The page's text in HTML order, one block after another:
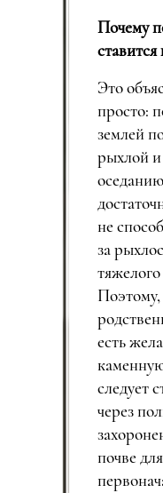
Почему
ставится
Это
просто:
землей
рыхлой
не
за
Поэтому,
есть
следует
через
почве